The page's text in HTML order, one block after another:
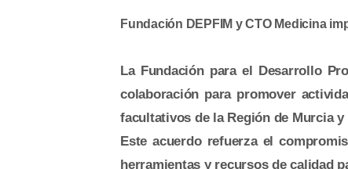
Fundación DEPFIM y CTO Medicina
La Fundación para el Desarrollo
colaboración para promover
facultativos de la Región de Murcia
Este acuerdo refuerza el
herramientas y recursos de calidad